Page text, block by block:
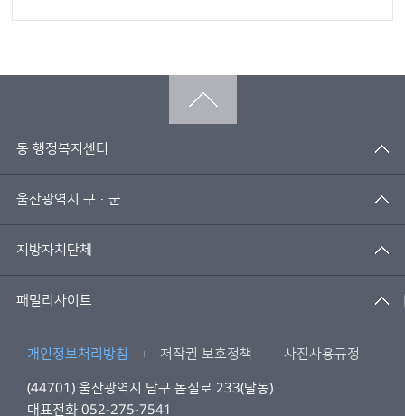
동 행정복지센터
울산광역시 구·군
지방자치단체
패밀리사이트
개인정보처리방침 저작권 보호정책 사진사용규정
(44701) 울산광역시 남구 돋질로 233(달동)
대표전화 052-275-7541